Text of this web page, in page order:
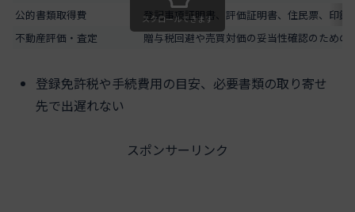
公的書類取得費
登記事項証明書、評価証明書、住民票、印鑑
不動産評価・査定
贈与税回避や売買対価の妥当性確認のための
スクロールできます
登録免許税や手続費用の目安、必要書類の取り寄せ
先で出遅れない
スポンサーリンク